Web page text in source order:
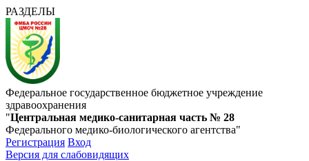
РАЗДЕЛЫ
Федеральное государственное бюджетное учреждение
здравоохранения
"Центральная медико-санитарная часть № 28
Федерального медико-биологического агентства"
Регистрация Вход
Версия для слабовидящих